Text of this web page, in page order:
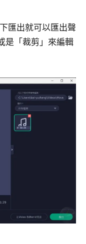
匯出就可以匯出聲
是「裁剪」來編輯